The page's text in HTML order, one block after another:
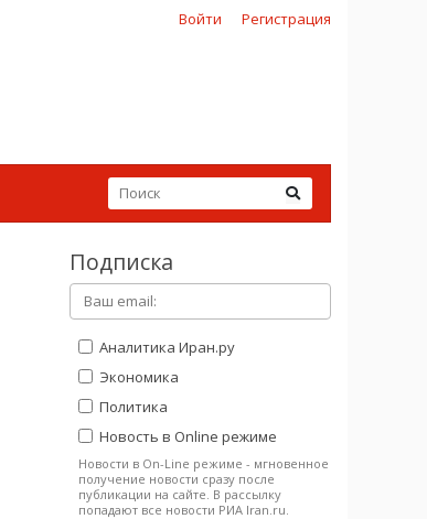
Войти Регистрация
Подписка
Аналитика Иран.ру
Экономика
Политика
Новость в Online режиме
Новости в On-Line режиме - мгновенное
получение новости сразу после
публикации на сайте. В рассылку
попадают все новости РИА Iran.ru.